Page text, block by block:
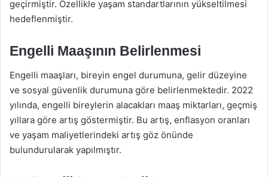
geçirmiştir. Özellikle yaşam standartlarının yükseltilmesi
hedeflenmiştir.
Engelli Maaşının Belirlenmesi
Engelli maaşları, bireyin engel durumuna, gelir düzeyine
ve sosyal güvenlik durumuna göre belirlenmektedir. 2022
yılında, engelli bireylerin alacakları maaş miktarları, geçmiş
yıllara göre artış göstermiştir. Bu artış, enflasyon oranları
ve yaşam maliyetlerindeki artış göz önünde
bulundurularak yapılmıştır.